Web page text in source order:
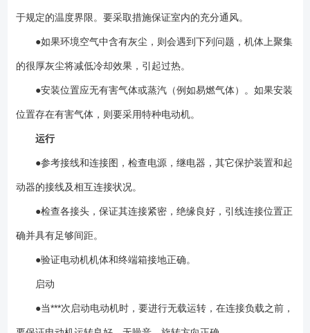
于规定的温度界限。要采取措施保证室内的充分通风。
●如果环境空气中含有灰尘，则会遇到下列问题，机体上聚集
的很厚灰尘将减低冷却效果，引起过热。
●安装位置应无有害气体或蒸汽（例如易燃气体）。如果安装
位置存在有害气体，则要采用特种电动机。
运行
●参考接线和连接图，检查电源，继电器，其它保护装置和起
动器的接线及相互连接状况。
●检查各接头，保证其连接紧密，绝缘良好，引线连接位置正
确并具有足够间距。
●验证电动机机体和终端箱接地正确。
启动
●当***次启动电动机时，要进行无载运转，在连接负载之前，